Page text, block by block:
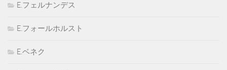
E.フェルナンデス
E.フォールホルスト
E.ベネク